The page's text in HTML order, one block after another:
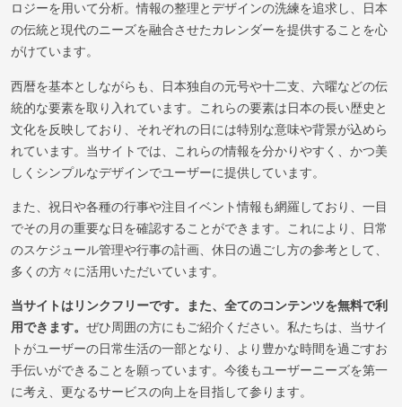
ロジーを用いて分析。情報の整理とデザインの洗練を追求し、日本
の伝統と現代のニーズを融合させたカレンダーを提供することを心
がけています。
西暦を基本としながらも、日本独自の元号や十二支、六曜などの伝
統的な要素を取り入れています。これらの要素は日本の長い歴史と
文化を反映しており、それぞれの日には特別な意味や背景が込めら
れています。当サイトでは、これらの情報を分かりやすく、かつ美
しくシンプルなデザインでユーザーに提供しています。
また、祝日や各種の行事や注目イベント情報も網羅しており、一目
でその月の重要な日を確認することができます。これにより、日常
のスケジュール管理や行事の計画、休日の過ごし方の参考として、
多くの方々に活用いただいています。
当サイトはリンクフリーです。また、全てのコンテンツを無料で利
用できます。 ぜひ周囲の方にもご紹介ください。私たちは、当サイ
トがユーザーの日常生活の一部となり、より豊かな時間を過ごすお
手伝いができることを願っています。今後もユーザーニーズを第一
に考え、更なるサービスの向上を目指して参ります。